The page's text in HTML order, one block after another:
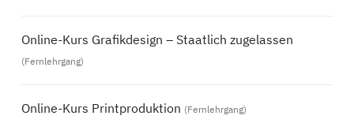
Online-Kurs Grafikdesign – Staatlich zugelassen
(Fernlehrgang)
Online-Kurs Printproduktion (Fernlehrgang)